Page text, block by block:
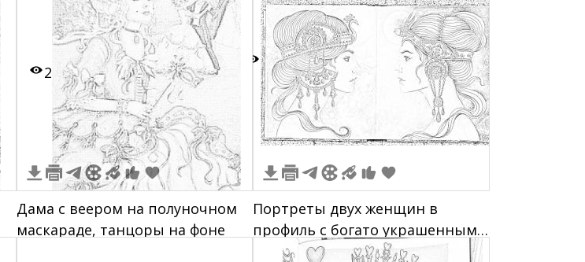
2
Дама с веером на полуночном
маскараде, танцоры на фоне
Портреты двух женщин в
профиль с богато украшенными
волосами и серьгами, на фоне